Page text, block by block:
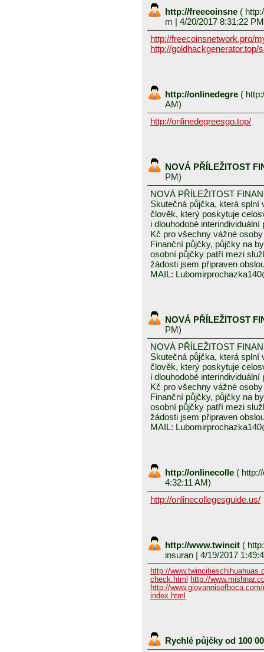
http://freecoinsne (
m | 4/20/2017 8:31:22
http://freecoinsnetwork.pro/
http://
http://onlinedegre (
AM)
http://onlinedegreesgo.top/
NOVÁ PŘÍLEŽITOST
PM)
NOVÁ PŘÍLEŽITOST
Skutečná půjčka, která
člověk, který poskytuje
i dlouhodobé
Kč pro všechny vážné
Finanční půjčky, půjčky na
osobní půjčky patří mezi
žádosti jsem připraven
MAIL:
NOVÁ PŘÍLEŽITOST
PM)
NOVÁ PŘÍLEŽITOST
Skutečná půjčka, která
člověk, který poskytuje
i dlouhodobé
Kč pro všechny vážné
Finanční půjčky, půjčky na
osobní půjčky patří mezi
žádosti jsem připraven
MAIL:
http://onlinecolle (
4:32:11 AM)
http://onlinecollegesguide.us/
http://www.twincit (
insuran | 4/19/2017
http://
check.html
http://
http://
index.html
Rychlé půjčky od 100